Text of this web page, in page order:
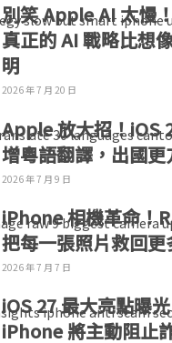
別笑 Apple AI 太慢
真正的 AI 戰略比想
明
2026 年 7 月 20 日
Apple 放大招！iOS
增粵語翻譯，出國更
2026 年 7 月 9 日
iPhone 相機革命！
把每一張照片救回更
2026 年 7 月 7 日
iOS 27 最大亮點曝
iPhone 將主動阻止